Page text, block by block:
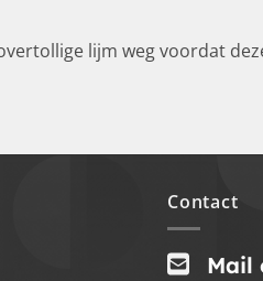
lijm weg voordat
Contact
Mail